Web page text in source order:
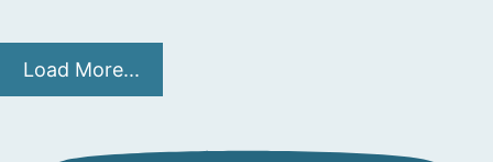
Load More...